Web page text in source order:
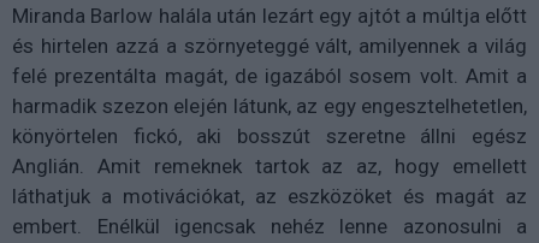
Miranda Barlow halála után lezárt egy ajtót a múltja előtt
és hirtelen azzá a szörnyeteggé vált, amilyennek a világ
felé prezentálta magát, de igazából sosem volt. Amit a
harmadik szezon elején látunk, az egy engesztelhetetlen,
könyörtelen fickó, aki bosszút szeretne állni egész
Anglián. Amit remeknek tartok az az, hogy emellett
láthatjuk a motivációkat, az eszközöket és magát az
embert. Enélkül igencsak nehéz lenne azonosulni a